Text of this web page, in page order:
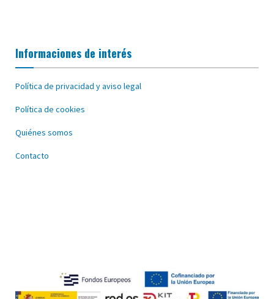
Informaciones de interés
Política de privacidad y aviso legal
Política de cookies
Quiénes somos
Contacto